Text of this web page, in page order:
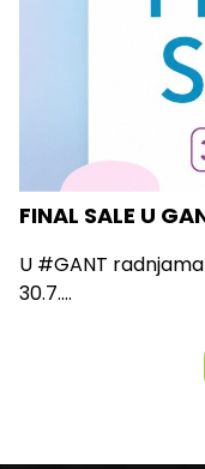
FINAL SALE U
U #GANT
30.7....